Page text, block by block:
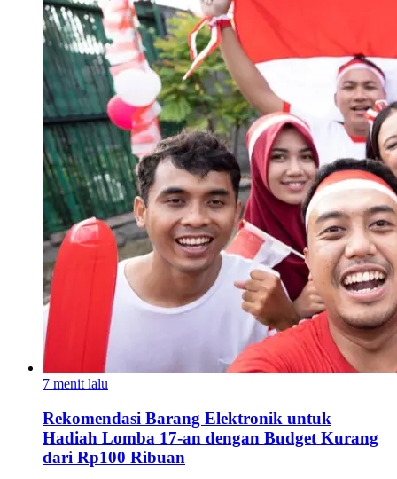
7 menit lalu
Rekomendasi Barang Elektronik untuk
Hadiah Lomba 17-an dengan Budget Kurang
dari Rp100 Ribuan